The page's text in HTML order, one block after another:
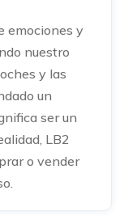
emociones y
nuestro
y las
un
ser un
LB2
o vender